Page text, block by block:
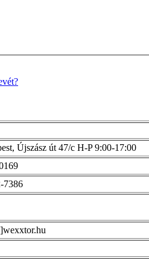
Újszász út 47/c H-P 9:00-17:00
7386